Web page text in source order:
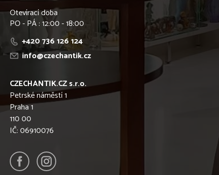
Otevírací doba
PO - PÁ : 12:00 - 18:00
+420 736 126 124
info@czechantik.cz
CZECHANTIK.CZ s.r.o.
Petrské náměstí 1
Praha 1
110 00
IČ: 06910076